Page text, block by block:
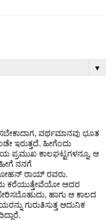
▼
ವರ್ಥಮಾನವು ಭೂತ
ಇರುತ್ತದೆ. ಹೀಗೆಂದು
ಪ್ರಮುಖ ಕಾಲಘಟ್ಟಗಳನ್ನೂ, ಆ
ಹೀಗೆ ನನಗೆ
ರಾಯ್ ರವರು.
ಕರೆಯುತ್ತೇವೆಯೋ ಅದರ
ಹಾಗು ಆ ಕಾಲದ
ಗುರುತಿಸುತ್ತ ಆದುನಿಕ